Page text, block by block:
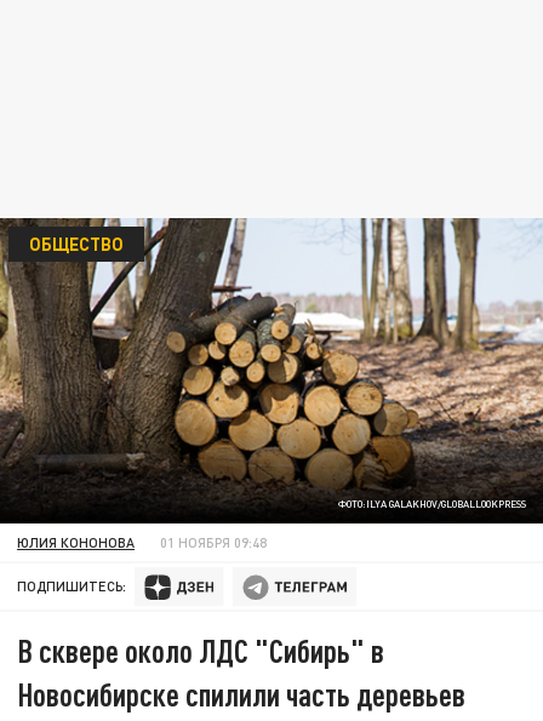
ФОТО:ILYA GALAKHOV/GLOBALLOOKPRESS
ОБЩЕСТВО
ЮЛИЯ КОНОНОВА 01 НОЯБРЯ 09:48
ПОДПИШИТЕСЬ:
В сквере около ЛДС "Сибирь" в
Новосибирске спилили часть деревьев